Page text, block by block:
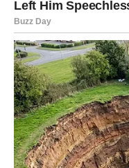
Pred vama su važni